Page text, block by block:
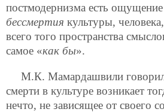
постмодернизма есть ощущение
бессмертия культуры,
всего того пространства
самое «как бы».
М.К. Мамардашвили
смерти в культуре возникает
нечто, не зависящее от своего